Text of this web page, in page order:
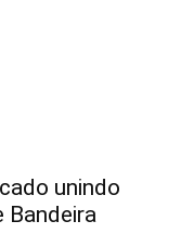
unindo
Bandeira